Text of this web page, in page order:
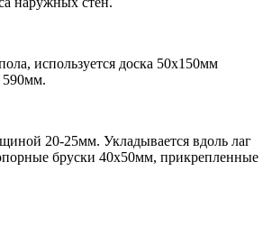
используется доска 50х150мм
20-25мм. Укладывается вдоль лаг
бруски 40х50мм, прикрепленные